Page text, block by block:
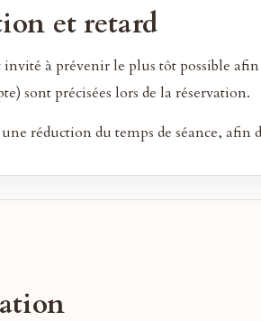
et retard
invité à prévenir le plus tôt possible
sont précisées lors de la réservation.
réduction du temps de séance, afin